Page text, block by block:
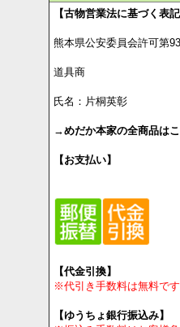
⇒免許・
【古物営業法に基づく表記
熊本県公安委員会許可第
道具商
氏名：片桐英彰
【お支払い】